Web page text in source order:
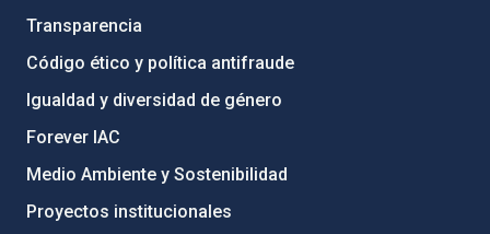
Transparencia
Código ético y política antifraude
Igualdad y diversidad de género
Forever IAC
Medio Ambiente y Sostenibilidad
Proyectos institucionales